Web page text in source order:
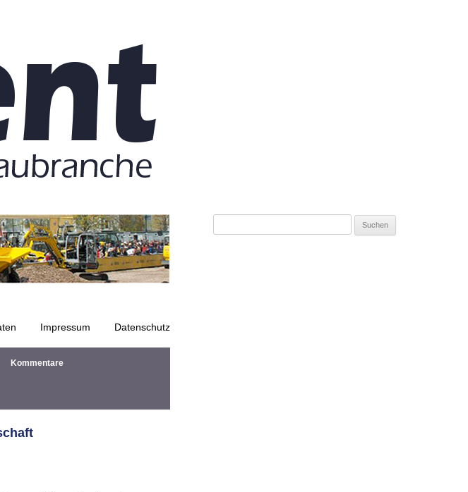
Impressum Datenschutz
Kommentare